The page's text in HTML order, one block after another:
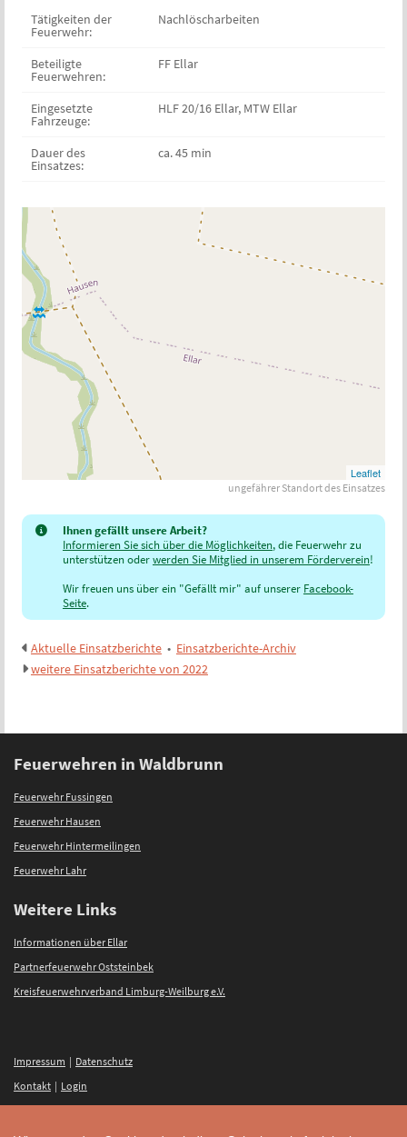
Tätigkeiten der
Feuerwehr:
Nachlöscharbeiten
Beteiligte
Feuerwehren:
FF Ellar
Eingesetzte
Fahrzeuge:
HLF 20/16 Ellar, MTW Ellar
Dauer des
Einsatzes:
ca. 45 min
Leaflet
ungefährer Standort des Einsatzes
Ihnen gefällt unsere Arbeit?
Informieren Sie sich über die Möglichkeiten, die Feuerwehr zu
unterstützen oderwerden Sie Mitglied in unserem Förderverein!
Wir freuen uns über ein "Gefällt mir" auf unserer Facebook-
Seite.
Aktuelle Einsatzberichte• Einsatzberichte-Archiv
weitere Einsatzberichte von 2022
Feuerwehren in Waldbrunn
Feuerwehr Fussingen
Feuerwehr Hausen
Feuerwehr Hintermeilingen
Feuerwehr Lahr
Weitere Links
Informationen über Ellar
Partnerfeuerwehr Oststeinbek
Kreisfeuerwehrverband Limburg-Weilburg e.V.
Impressum
Datenschutz
Kontakt
Login